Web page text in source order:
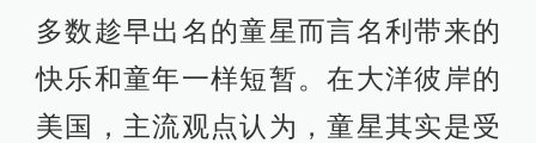
多数趁早出名的童星而言名利带来的
快乐和童年一样短暂。在大洋彼岸的
美国，主流观点认为，童星其实是受